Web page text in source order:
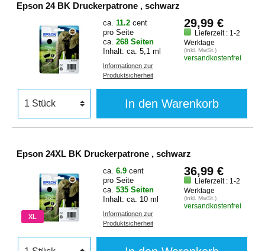
Epson 24 BK Druckerpatrone , schwarz
ca. 11.2 cent
pro Seite
ca. 268 Seiten
Inhalt: ca. 5,1 ml
Informationen zur
Produktsicherheit
29,99 €
Lieferzeit : 1-2
Werktage
(inkl. MwSt.)
versandkostenfrei
In den Warenkorb
Epson 24XL BK Druckerpatrone , schwarz
XL
ca. 6.9 cent
pro Seite
ca. 535 Seiten
Inhalt: ca. 10 ml
Informationen zur
Produktsicherheit
36,99 €
Lieferzeit : 1-2
Werktage
(inkl. MwSt.)
versandkostenfrei